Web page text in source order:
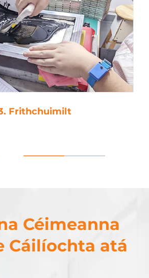
Frithchuimilt
Céimeanna
Cáilíochta atá